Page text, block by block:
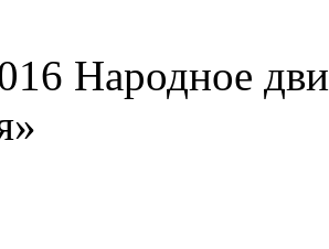
Народное